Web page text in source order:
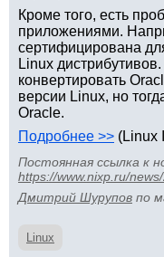
Кроме того, есть
приложениями.
сертифицирована
Linux
конвертировать
версии Linux, но
Oracle.
Подробнее >> (Linux
Постоянная ссылка к
https://www.nixp.ru/
Дмитрий Шурупов по
Linux